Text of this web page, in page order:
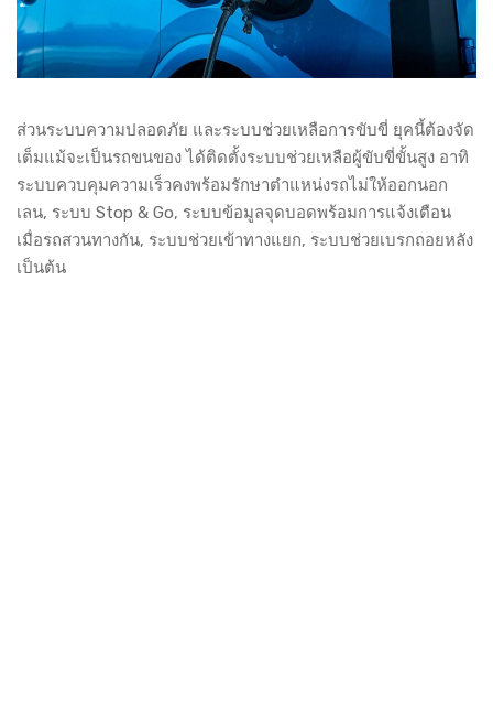
ส่วนระบบความปลอดภัย และระบบช่วยเหลือการขับขี่ ยุคนี้ต้องจัด
เต็มแม้จะเป็นรถขนของ ได้ติดตั้งระบบช่วยเหลือผู้ขับขี่ขั้นสูง อาทิ
ระบบควบคุมความเร็วคงพร้อมรักษาตำแหน่งรถไม่ให้ออกนอก
เลน, ระบบ Stop & Go, ระบบข้อมูลจุดบอดพร้อมการแจ้งเตือน
เมื่อรถสวนทางกัน, ระบบช่วยเข้าทางแยก, ระบบช่วยเบรกถอยหลัง
เป็นต้น